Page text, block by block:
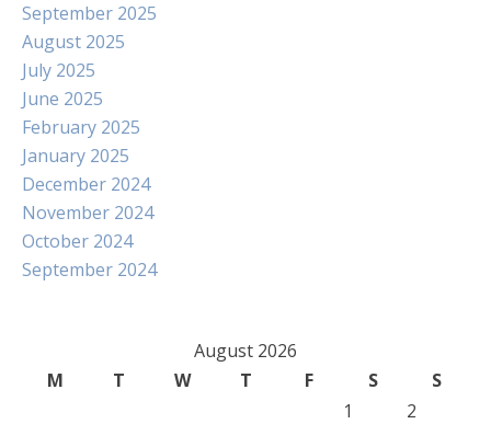
September 2025
August 2025
July 2025
June 2025
February 2025
January 2025
December 2024
November 2024
October 2024
September 2024
August 2026
M
T W T F S
S
1
2